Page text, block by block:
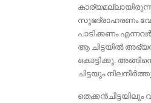
സുഭദ്രാഹരണം
പാടിക്കണം
ആ ചിട്ടയില്‍
കൊട്ടിക്കൂ.
ചിട്ടയും